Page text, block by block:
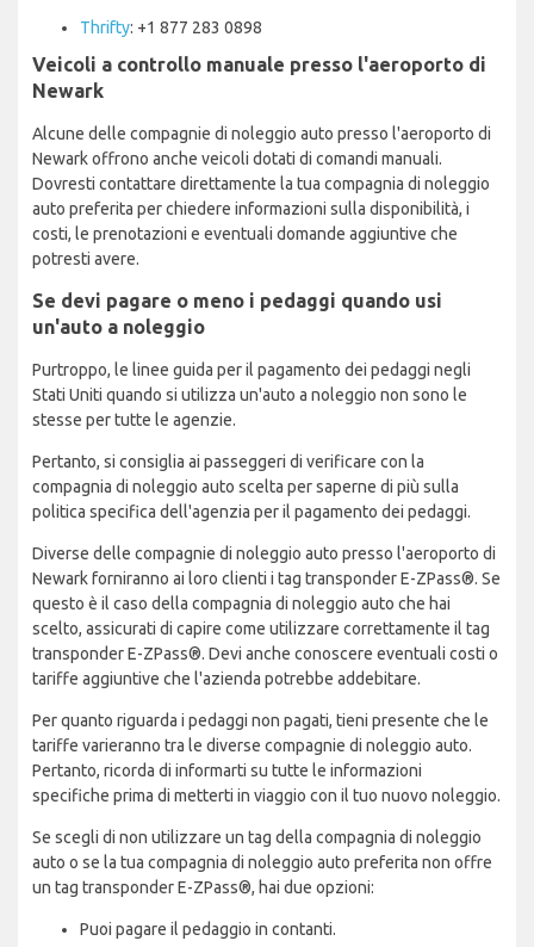
Thrifty: +1 877 283 0898
Veicoli a controllo manuale presso l'aeroporto di
Newark
Alcune delle compagnie di noleggio auto presso l'aeroporto di
Newark offrono anche veicoli dotati di comandi manuali.
Dovresti contattare direttamente la tua compagnia di noleggio
auto preferita per chiedere informazioni sulla disponibilità, i
costi, le prenotazioni e eventuali domande aggiuntive che
potresti avere.
Se devi pagare o meno i pedaggi quando usi
un'auto a noleggio
Purtroppo, le linee guida per il pagamento dei pedaggi negli
Stati Uniti quando si utilizza un'auto a noleggio non sono le
stesse per tutte le agenzie.
Pertanto, si consiglia ai passeggeri di verificare con la
compagnia di noleggio auto scelta per saperne di più sulla
politica specifica dell'agenzia per il pagamento dei pedaggi.
Diverse delle compagnie di noleggio auto presso l'aeroporto di
Newark forniranno ai loro clienti i tag transponder E-ZPass®. Se
questo è il caso della compagnia di noleggio auto che hai
scelto, assicurati di capire come utilizzare correttamente il tag
transponder E-ZPass®. Devi anche conoscere eventuali costi o
tariffe aggiuntive che l'azienda potrebbe addebitare.
Per quanto riguarda i pedaggi non pagati, tieni presente che le
tariffe varieranno tra le diverse compagnie di noleggio auto.
Pertanto, ricorda di informarti su tutte le informazioni
specifiche prima di metterti in viaggio con il tuo nuovo noleggio.
Se scegli di non utilizzare un tag della compagnia di noleggio
auto o se la tua compagnia di noleggio auto preferita non offre
un tag transponder E-ZPass®, hai due opzioni:
Puoi pagare il pedaggio in contanti.